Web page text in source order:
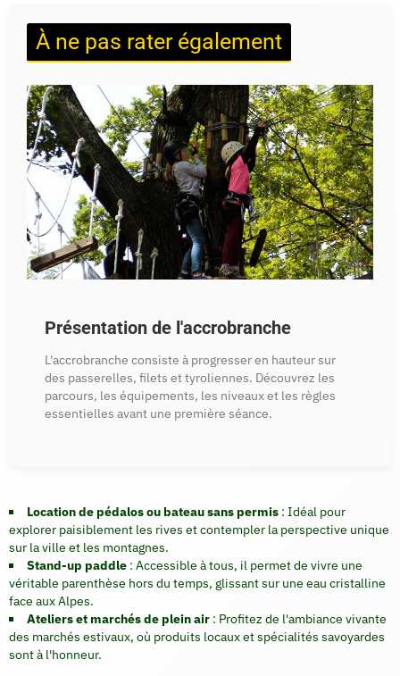
À ne pas rater également
Présentation de l'accrobranche
L'accrobranche consiste à progresser en hauteur sur
des passerelles, filets et tyroliennes. Découvrez les
parcours, les équipements, les niveaux et les règles
essentielles avant une première séance.
Location de pédalos ou bateau sans permis : Idéal pour
explorer paisiblement les rives et contempler la perspective unique
sur la ville et les montagnes.
Stand-up paddle : Accessible à tous, il permet de vivre une
véritable parenthèse hors du temps, glissant sur une eau cristalline
face aux Alpes.
Ateliers et marchés de plein air : Profitez de l'ambiance vivante
des marchés estivaux, où produits locaux et spécialités savoyardes
sont à l'honneur.